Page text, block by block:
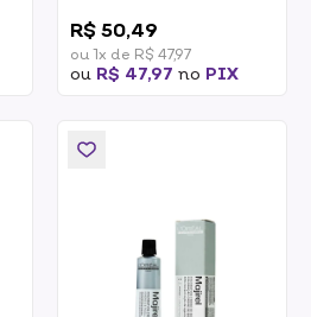
Profundo 50g
R$ 50,49
ou 1x de R$ 47,97
ou R$ 47,97 no PIX